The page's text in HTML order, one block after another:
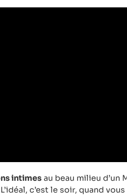
intimesau beau milieu d’un
c’est le soir, quand